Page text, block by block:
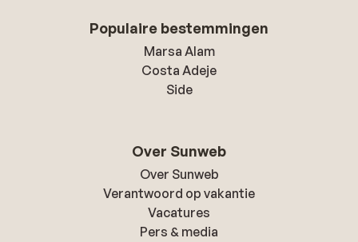
Populaire bestemmingen
Marsa Alam
Costa Adeje
Side
Over Sunweb
Over Sunweb
Verantwoord op vakantie
Vacatures
Pers & media